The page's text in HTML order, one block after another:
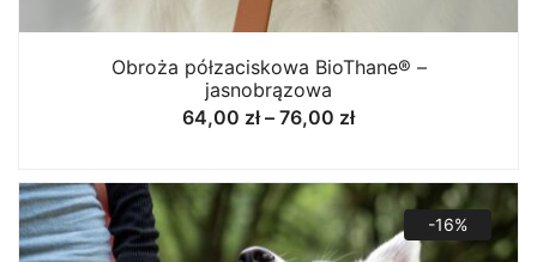
Obroża półzaciskowa BioThane® –
jasnobrązowa
64,00 zł – 76,00 złZakres
64,00 zł
do
76,00 zł
-16%